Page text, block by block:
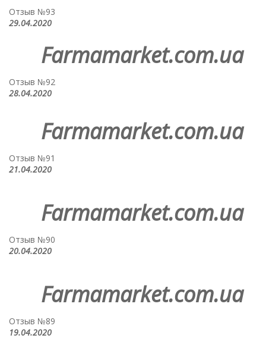
Отзыв №93
29.04.2020
Farmamarket.com.ua
Отзыв №92
28.04.2020
Farmamarket.com.ua
Отзыв №91
21.04.2020
Farmamarket.com.ua
Отзыв №90
20.04.2020
Farmamarket.com.ua
Отзыв №89
19.04.2020